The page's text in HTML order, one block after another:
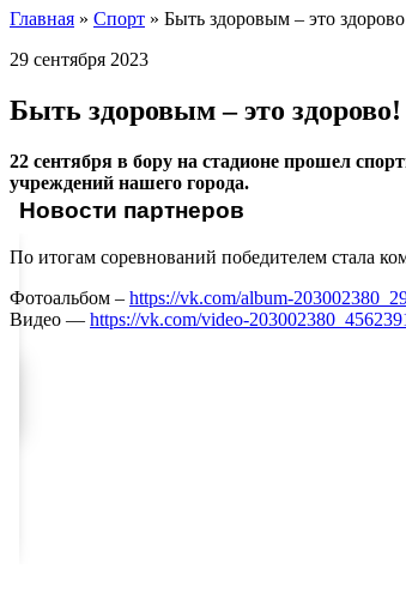
Главная » Спорт » Быть здоровым – это
29 сентября 2023
Быть здоровым – это здорово!
22 сентября в бору на стадионе прошел
учреждений нашего города.
По итогам соревнований победителем стала
Фотоальбом – https://vk.com/album-
Видео — https://vk.com/video-
Новости партнеров